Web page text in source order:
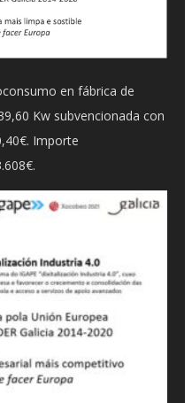
en fábrica de
Kw subvencionada con
Importe